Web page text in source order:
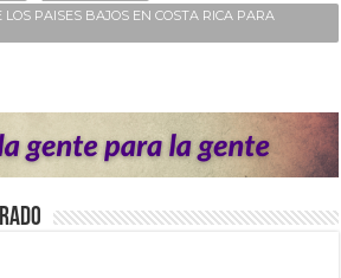
PAISES BAJOS EN COSTA RICA PARA